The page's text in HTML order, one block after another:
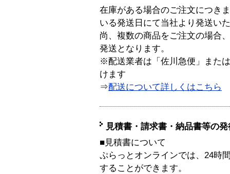
在庫がある場合のご注文につき
いる発送日にて当社より発送い
尚、複数の商品をご注文の場合
発送となります。
※配送業者は「佐川急便」また
けます
⇒配送について詳しくはこちら
見積書・請求書・納品書等の
■見積書について
ぷらっとオンラインでは、24時
することができます。